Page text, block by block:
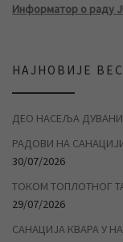
Информатор о раду
НАЈНОВИЈЕ
ДЕО НАСЕЉА
РАДОВИ НА
30/07/2026
ТОКОМ ТОПЛОТНОГ
29/07/2026
САНАЦИЈА КВАРА У